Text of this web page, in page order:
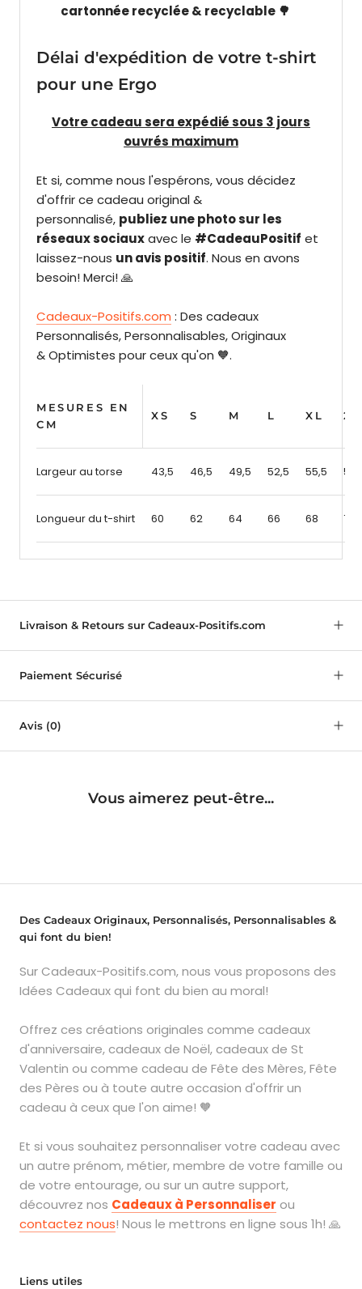
cartonnée recyclée & recyclable 🌳
Délai d'expédition de votre t-shirt
pour une Ergo
Votre cadeau sera expédié sous 3 jours
ouvrés maximum
Et si, comme nous l'espérons, vous décidez
d'offrir ce cadeau original &
personnalisé, publiez une photo sur les
réseaux sociauxavec le #CadeauPositif et
laissez-nous un avis positif. Nous en avons
besoin! Merci! 🙏
Cadeaux-Positifs.com : Des cadeaux
Personnalisés, Personnalisables, Originaux
& Optimistes pour ceux qu'on 🧡.
MESURES EN
CM
XS S M L XL
Largeur au torse 43,5 46,5 49,5 52,5 55,5
Longueur du t-shirt 60 62 64 66 68 70
Livraison & Retours sur Cadeaux-Positifs.com
Paiement Sécurisé
Avis (0)
Vous aimerez peut-être...
Des Cadeaux Originaux, Personnalisés, Personnalisables &
qui font du bien!
Sur Cadeaux-Positifs.com, nous vous proposons des
Idées Cadeaux qui font du bien au moral!
Offrez ces créations originales comme cadeaux
d'anniversaire, cadeaux de Noël, cadeaux de St
Valentin ou comme cadeau de Fête des Mères, Fête
des Pères ou à toute autre occasion d'offrir un
cadeau à ceux que l'on aime! 🧡
Et si vous souhaitez personnaliser votre cadeau avec
un autre prénom, métier, membre de votre famille ou
de votre entourage, ou sur un autre support,
découvrez nos Cadeaux à Personnaliser ou
contactez nous! Nous le mettrons en ligne sous 1h! 🙏
Liens utiles